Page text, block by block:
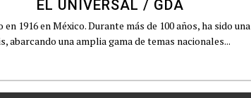
EL UNIVERSAL / GDA
1916 en México. Durante más de 100 años, ha sido una
abarcando una amplia gama de temas nacionales...